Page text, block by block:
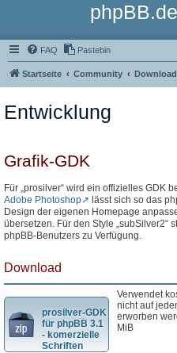
phpBB.de
FAQ Pastebin
Startseite Community
Entwicklung
Grafik-GDK
Für „prosilver“ wird ein offizielles GDK
Adobe Photoshop
lässt sich so das
Design der eigenen Homepage
übersetzen. Für den Style „subSilver2“
phpBB-Benutzers zu Verfügung.
Download
prosilver-GDK
für phpBB 3.1
- komerzielle
Schriften
Verwendet
nicht auf
erworben
MiB